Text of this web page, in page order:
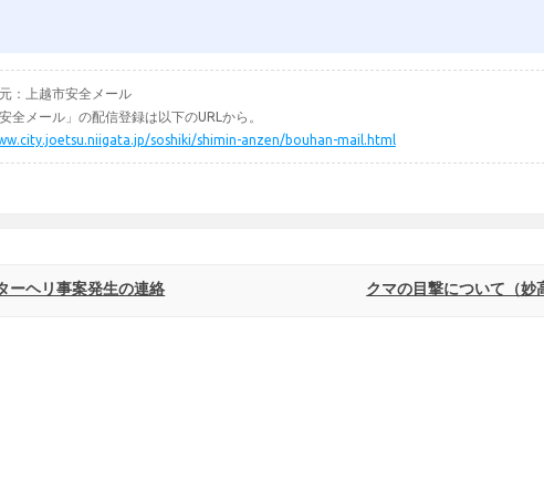
：上越市安全メール
安全メール」の配信登録は以下のURLから。
soshiki/shimin-anzen/bouhan-mail.html
ーヘリ事案発生の連絡 クマの目撃について（妙